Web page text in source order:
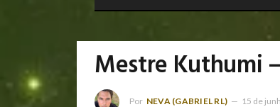
Mestre Kuthumi
Por NEVA (GABRIEL RL) 15 de